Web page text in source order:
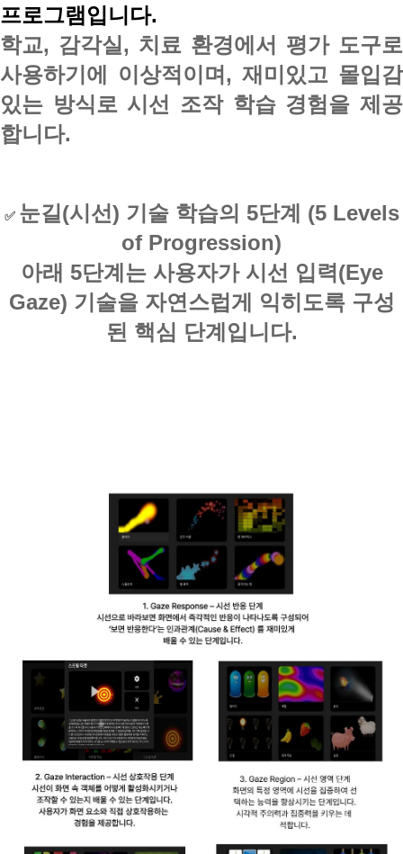
프로그램입니다.
학교, 감각실, 치료 환경에서 평가 도구로
사용하기에 이상적이며, 재미있고 몰입감
있는 방식로 시선 조작 학습 경험을 제공
합니다.
✅ 눈길(시선) 기술 학습의 5단계 (5 Levels
of Progression)
아래 5단계는 사용자가 시선 입력(Eye
Gaze) 기술을 자연스럽게 익히도록 구성
된 핵심 단계입니다.